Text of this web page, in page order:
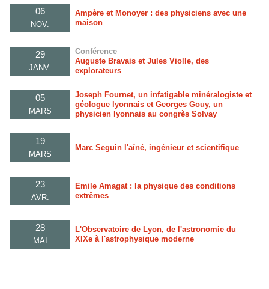
06
NOV.
Ampère et Monoyer : des physiciens avec une
maison
29
JANV.
Conférence
Auguste Bravais et Jules Violle, des
explorateurs
05
MARS
Joseph Fournet, un infatigable minéralogiste et
géologue lyonnais et Georges Gouy, un
physicien lyonnais au congrès Solvay
19
MARS
Marc Seguin l'aîné, ingénieur et scientifique
23
AVR.
Emile Amagat : la physique des conditions
extrêmes
28
MAI
L'Observatoire de Lyon, de l'astronomie du
XIXe à l'astrophysique moderne